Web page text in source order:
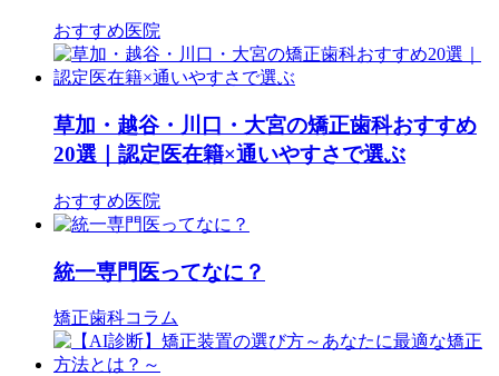
おすすめ医院
草加・越谷・川口・大宮の矯正歯科おすすめ
20選｜認定医在籍×通いやすさで選ぶ
おすすめ医院
統一専門医ってなに？
矯正歯科コラム